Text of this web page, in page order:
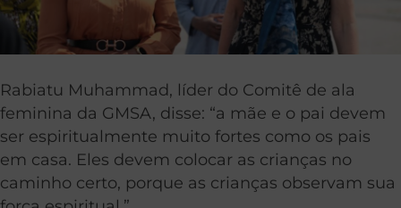
Rabiatu Muhammad, líder do Comitê de ala
feminina da GMSA, disse: “a mãe e o pai devem
ser espiritualmente muito fortes como os pais
em casa. Eles devem colocar as crianças no
caminho certo, porque as crianças observam sua